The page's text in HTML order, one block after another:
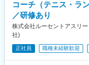
■企業の特徴/魅力
地域に根差し、教育
も充実しており、安
変更の範囲：会社の
三者面談（年3～4
（4） 教室運営業務
・入塾希望者への説
・セミナーや高校
・近隣学校への情報
コーチ（テニス・ラ
／研修あり
株式会社ルーセントアスリ
社)
正社員 職種未経験歓迎